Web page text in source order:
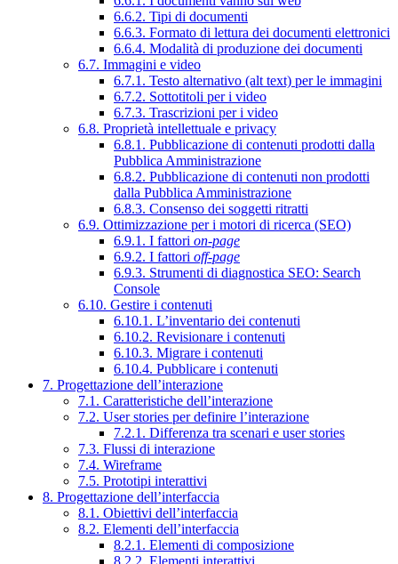
6.6.2. Tipi di documenti
6.6.3. Formato di lettura dei documenti elettronici
6.6.4. Modalità di produzione dei documenti
6.7. Immagini e video
6.7.1. Testo alternativo (alt text) per le immagini
6.7.2. Sottotitoli per i video
6.7.3. Trascrizioni per i video
6.8. Proprietà intellettuale e privacy
6.8.1. Pubblicazione di contenuti prodotti dalla
Pubblica Amministrazione
6.8.2. Pubblicazione di contenuti non prodotti
dalla Pubblica Amministrazione
6.8.3. Consenso dei soggetti ritratti
6.9. Ottimizzazione per i motori di ricerca (SEO)
6.9.1. I fattori on-page
6.9.2. I fattori off-page
6.9.3. Strumenti di diagnostica SEO: Search
Console
6.10. Gestire i contenuti
6.10.1. L’inventario dei contenuti
6.10.2. Revisionare i contenuti
6.10.3. Migrare i contenuti
6.10.4. Pubblicare i contenuti
7. Progettazione dell’interazione
7.1. Caratteristiche dell’interazione
7.2. User stories per definire l’interazione
7.2.1. Differenza tra scenari e user stories
7.3. Flussi di interazione
7.4. Wireframe
7.5. Prototipi interattivi
8. Progettazione dell’interfaccia
8.1. Obiettivi dell’interfaccia
8.2. Elementi dell’interfaccia
8.2.1. Elementi di composizione
8.2.2. Elementi interattivi